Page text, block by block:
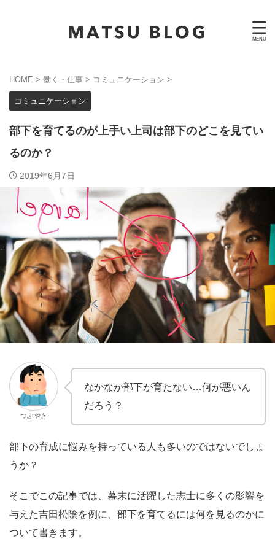
HOME > 働く・仕事 > コミュニケーション >
コミュニケーション
部下を育てるのが上手い上司は部下のどこを見てい
るのか？
2019年6月7日
つぶやき
なかなか部下が育たない…何が悪いん
だろう？
部下の育成に悩みを持っている人も多いのではないでしょ
うか？
そこでこの記事では、幕末に活躍した志士に多くの影響を
与えた吉田松陰を例に、部下を育てるには何を見るのかに
ついて書きます。